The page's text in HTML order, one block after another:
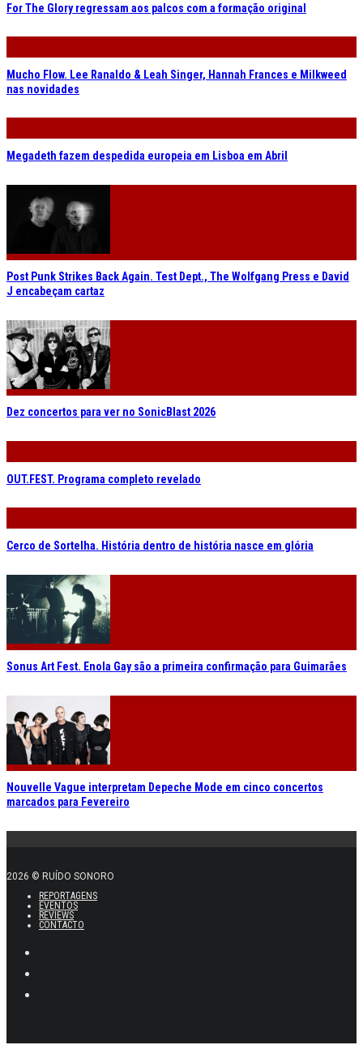
For The Glory regressam aos palcos com a formação original
Mucho Flow. Lee Ranaldo & Leah Singer, Hannah Frances e Milkweed
nas novidades
Megadeth fazem despedida europeia em Lisboa em Abril
Post Punk Strikes Back Again. Test Dept., The Wolfgang Press e David
J encabeçam cartaz
Dez concertos para ver no SonicBlast 2026
OUT.FEST. Programa completo revelado
Cerco de Sortelha. História dentro de história nasce em glória
Sonus Art Fest. Enola Gay são a primeira confirmação para Guimarães
Nouvelle Vague interpretam Depeche Mode em cinco concertos
marcados para Fevereiro
2026 © RUÍDO SONORO
REPORTAGENS
EVENTOS
REVIEWS
CONTACTO